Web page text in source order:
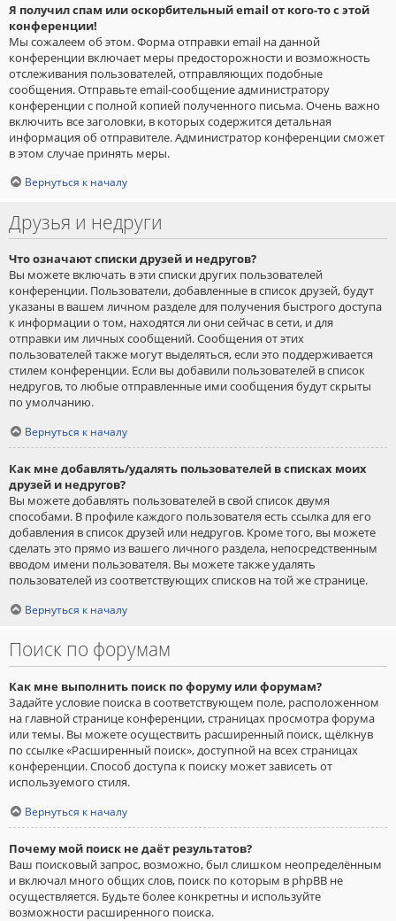
Я получил спам или оскорбительный email от кого-то с этой
конференции!
Мы сожалеем об этом. Форма отправки email на данной
конференции включает меры предосторожности и возможность
отслеживания пользователей, отправляющих подобные
сообщения. Отправьте email-сообщение администратору
конференции с полной копией полученного письма. Очень важно
включить все заголовки, в которых содержится детальная
информация об отправителе. Администратор конференции сможет
в этом случае принять меры.
Вернуться к началу
Друзья и недруги
Что означают списки друзей и недругов?
Вы можете включать в эти списки других пользователей
конференции. Пользователи, добавленные в список друзей, будут
указаны в вашем личном разделе для получения быстрого доступа
к информации о том, находятся ли они сейчас в сети, и для
отправки им личных сообщений. Сообщения от этих
пользователей также могут выделяться, если это поддерживается
стилем конференции. Если вы добавили пользователей в список
недругов, то любые отправленные ими сообщения будут скрыты
по умолчанию.
Вернуться к началу
Как мне добавлять/удалять пользователей в списках моих
друзей и недругов?
Вы можете добавлять пользователей в свой список двумя
способами. В профиле каждого пользователя есть ссылка для его
добавления в список друзей или недругов. Кроме того, вы можете
сделать это прямо из вашего личного раздела, непосредственным
вводом имени пользователя. Вы можете также удалять
пользователей из соответствующих списков на той же странице.
Вернуться к началу
Поиск по форумам
Как мне выполнить поиск по форуму или форумам?
Задайте условие поиска в соответствующем поле, расположенном
на главной странице конференции, страницах просмотра форума
или темы. Вы можете осуществить расширенный поиск, щёлкнув
по ссылке «Расширенный поиск», доступной на всех страницах
конференции. Способ доступа к поиску может зависеть от
используемого стиля.
Вернуться к началу
Почему мой поиск не даёт результатов?
Ваш поисковый запрос, возможно, был слишком неопределённым
и включал много общих слов, поиск по которым в phpBB не
осуществляется. Будьте более конкретны и используйте
возможности расширенного поиска.